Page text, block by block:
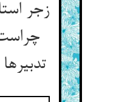
زجر
تدبیرها گردان چراست‌‌